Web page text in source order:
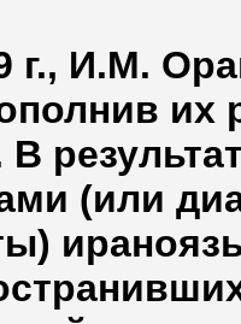
г., И.М.
их
В
(или